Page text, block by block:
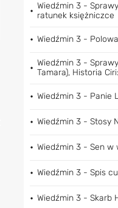
Wiedźmin 3 -
ratunek księżniczce
Wiedźmin 3 -
Wiedźmin 3 -
Tamara), Historia
Wiedźmin 3 - Panie
Wiedźmin 3 - Stosy
Wiedźmin 3 - Sen w
Wiedźmin 3 - Spis
Wiedźmin 3 - Skarb